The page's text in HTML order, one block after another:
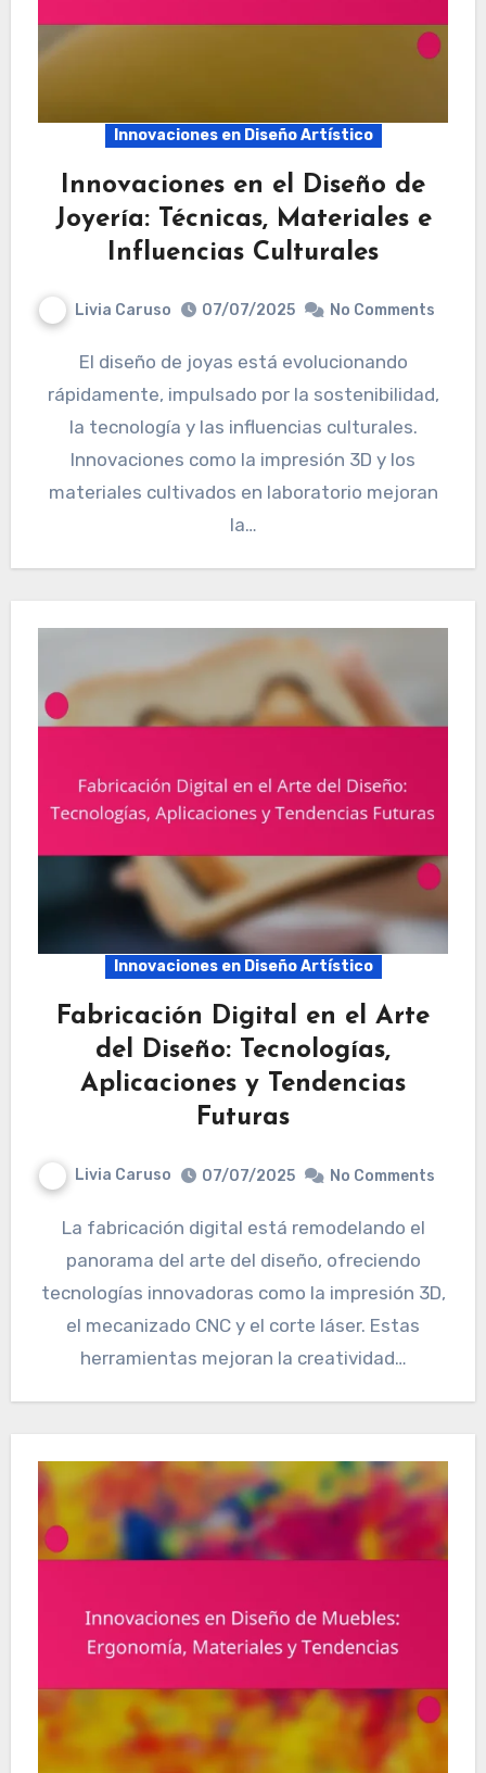
Innovaciones en Diseño Artístico
Innovaciones en el Diseño de
Joyería: Técnicas, Materiales e
Influencias Culturales
Livia Caruso 07/07/2025 No Comments
El diseño de joyas está evolucionando
rápidamente, impulsado por la sostenibilidad,
la tecnología y las influencias culturales.
Innovaciones como la impresión 3D y los
materiales cultivados en laboratorio mejoran
la…
Innovaciones en Diseño Artístico
Fabricación Digital en el Arte
del Diseño: Tecnologías,
Aplicaciones y Tendencias
Futuras
Livia Caruso 07/07/2025 No Comments
La fabricación digital está remodelando el
panorama del arte del diseño, ofreciendo
tecnologías innovadoras como la impresión 3D,
el mecanizado CNC y el corte láser. Estas
herramientas mejoran la creatividad…